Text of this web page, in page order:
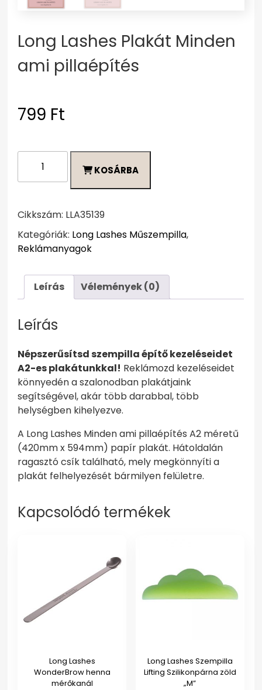
Long Lashes Plakát Minden
ami pillaépítés
799 Ft
Lashes
Plakát
ami
pillaépítés
mennyiség
KOSÁRBA
Cikkszám: LLA35139
Kategóriák: Long Lashes Műszempilla,
Reklámanyagok
Leírás Vélemények (0)
Leírás
Népszerűsítsd szempilla építő kezeléseidet
A2-es plakátunkkal! Reklámozd kezeléseidet
könnyedén a szalonodban plakátjaink
segítségével, akár több darabbal, több
helységben kihelyezve.
A Long Lashes Minden ami pillaépítés A2 méretű
(420mm x 594mm) papír plakát. Hátoldalán
ragasztó csík található, mely megkönnyíti a
plakát felhelyezését bármilyen felületre.
Kapcsolódó termékek
Long Lashes
WonderBrow henna
mérőkanál
Long Lashes Szempilla
Lifting Szilikonpárna zöld
„M”